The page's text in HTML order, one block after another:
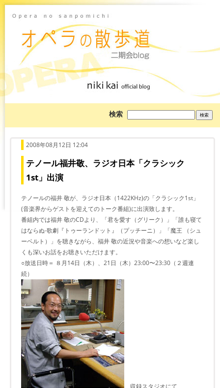
検索
を
2008年08月12日 12:04
テノール福井敬、ラジオ日本「クラシック
1st」出演
テノールの福井 敬が、ラジオ日本（1422KHz)の「クラシック1st」
(音楽界からゲストを迎えてのトーク番組)に出演致します。
番組内では福井 敬のCDより、「君を愛す（グリーク）」「誰も寝て
はならぬ‐歌劇『トゥーランドット』（プッチーニ）」「魔王 （シュ
ーベルト）」を聴きながら、福井 敬の近況や音楽への想いなど楽し
くも深いお話をお聴きいただけます。
○放送日時＝ ８月14日（木）、21日（木）23:00〜23:30（２週連
続）
収録スタジオにて